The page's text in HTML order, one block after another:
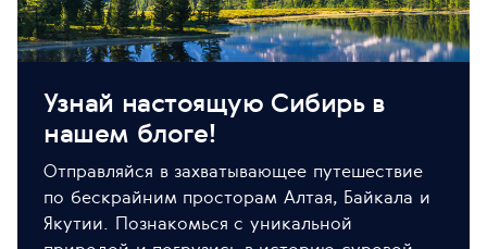
Узнай настоящую Сибирь в
нашем блоге!
Отправляйся в захватывающее путешествие
по бескрайним просторам Алтая, Байкала и
Якутии. Познакомься с уникальной